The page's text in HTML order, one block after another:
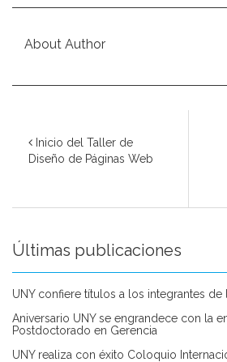
About Author
Inicio del Taller de
Diseño de Páginas Web
Últimas publicaciones
UNY confiere títulos a los integrantes de
Aniversario UNY se engrandece con la
Postdoctorado en Gerencia
UNY realiza con éxito Coloquio